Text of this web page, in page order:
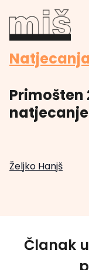
Primošten
Željko Hanjš
Članak